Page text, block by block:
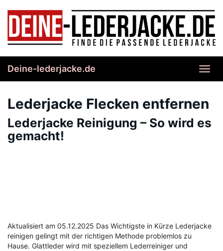
content
Deine-lederjacke.de
Lederjacke Flecken entfernen
Lederjacke Reinigung – So wird es
gemacht!
Aktualisiert am 05.12.2025 Das Wichtigste in Kürze Lederjacke
reinigen gelingt mit der richtigen Methode problemlos zu
Hause. Glattleder wird mit speziellem Lederreiniger und